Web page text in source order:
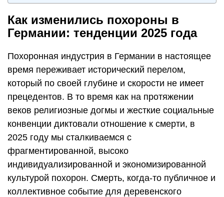
Как изменились похороны в
Германии: тенденции 2025 года
Похоронная индустрия в Германии в настоящее
время переживает исторический перелом,
который по своей глубине и скорости не имеет
прецедентов. В то время как на протяжении
веков религиозные догмы и жесткие социальные
конвенции диктовали отношение к смерти, в
2025 году мы сталкиваемся с
фрагментированной, высоко
индивидуализированной и экономизированной
культурой похорон. Смерть, когда-то публичное и
коллективное событие для деревенского